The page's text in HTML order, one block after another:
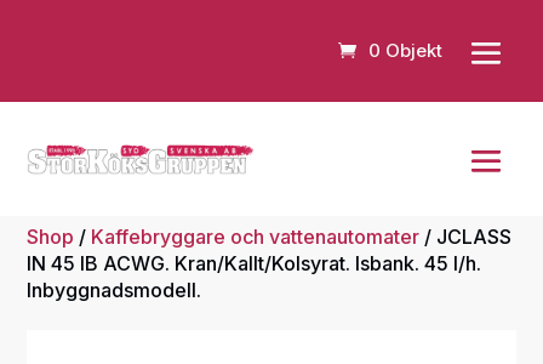
0 Objekt
Shop / Kaffebryggare och vattenautomater / JCLASS
IN 45 IB ACWG. Kran/Kallt/Kolsyrat. Isbank. 45 l/h.
Inbyggnadsmodell.